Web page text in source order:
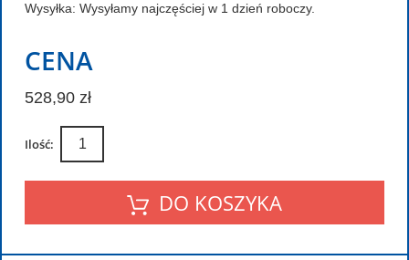
Wysyłka: Wysyłamy najczęściej w 1 dzień roboczy.
CENA
528,90 zł
Ilość:
DO KOSZYKA